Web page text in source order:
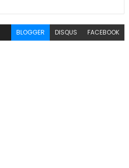
BLOGGER DISQUS FACEBOOK